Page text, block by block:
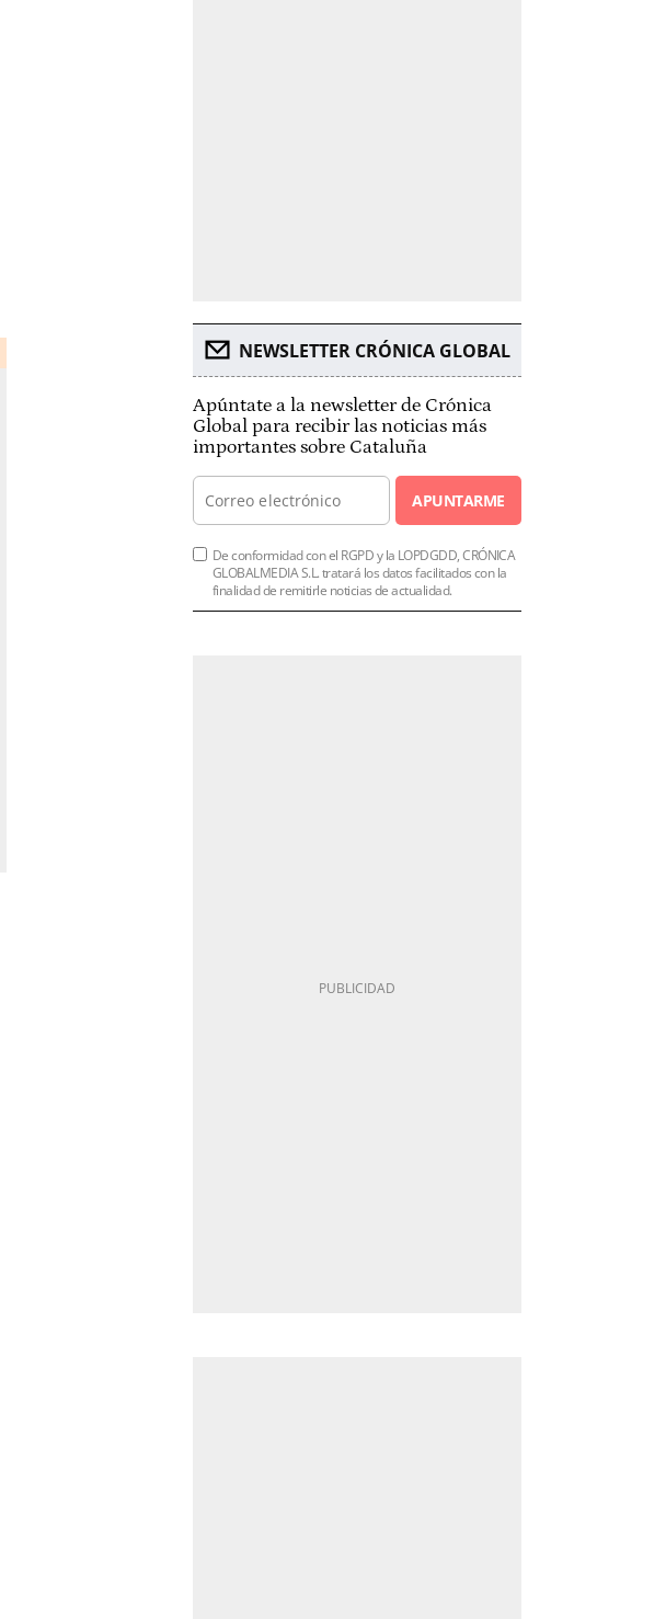
NEWSLETTER CRÓNICA GLOBAL
Apúntate a la newsletter de Crónica
Global para recibir las noticias más
importantes sobre Cataluña
APUNTARME
De conformidad con el RGPD y la LOPDGDD, CRÓNICA
GLOBALMEDIA S.L. tratará los datos facilitados con la
finalidad de remitirle noticias de actualidad.